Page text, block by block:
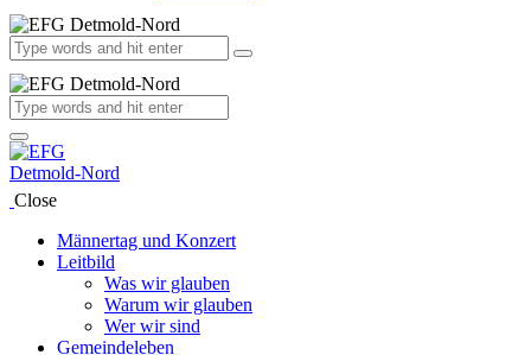
Close
Männertag und Konzert
Leitbild
Was wir glauben
Warum wir glauben
Wer wir sind
Gemeindeleben